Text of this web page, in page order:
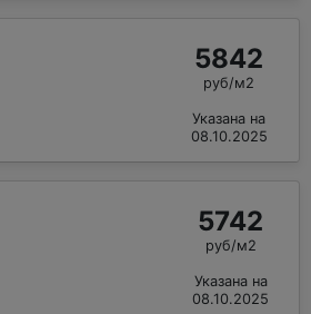
5842
руб/м2
Указана на
08.10.2025
5742
руб/м2
Указана на
08.10.2025